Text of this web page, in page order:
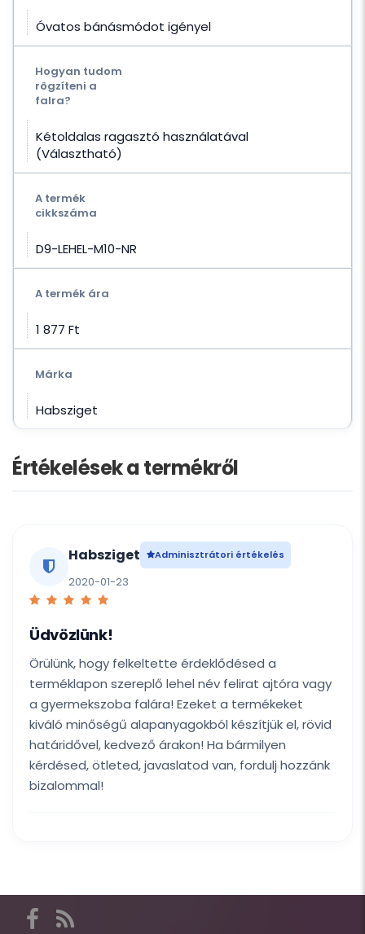
Óvatos bánásmódot igényel
Hogyan tudom
rögzíteni a
falra?
Kétoldalas ragasztó használatával
(Választható)
A termék
cikkszáma
D9-LEHEL-M10-NR
A termék ára
1 877 Ft‎
Márka
Habsziget
Értékelések a termékről
Habsziget Adminisztrátori értékelés
2020-01-23
Üdvözlünk!
Örülünk, hogy felkeltette érdeklődésed a
terméklapon szereplő lehel név felirat ajtóra vagy
a gyermekszoba falára! Ezeket a termékeket
kiváló minőségű alapanyagokból készítjük el, rövid
határidővel, kedvező árakon! Ha bármilyen
kérdésed, ötleted, javaslatod van, fordulj hozzánk
bizalommal!
találod